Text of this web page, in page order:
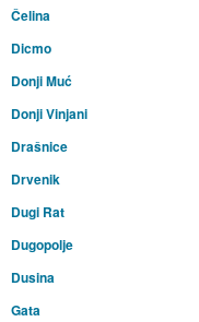
Čelina
Dicmo
Donji Muć
Donji Vinjani
Drašnice
Drvenik
Dugi Rat
Dugopolje
Dusina
Gata